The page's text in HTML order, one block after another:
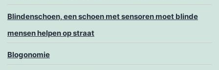
Blindenschoen, een schoen met sensoren moet blinde
mensen helpen op straat
Blogonomie